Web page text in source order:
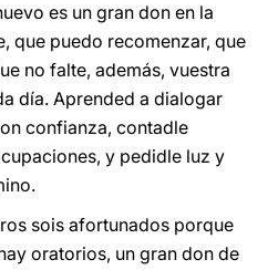
es un gran don en la
que puedo recomenzar, que
no falte, además, vuestra
día. Aprended a dialogar
confianza, contadle
y pedidle luz y
sois afortunados porque
oratorios, un gran don de